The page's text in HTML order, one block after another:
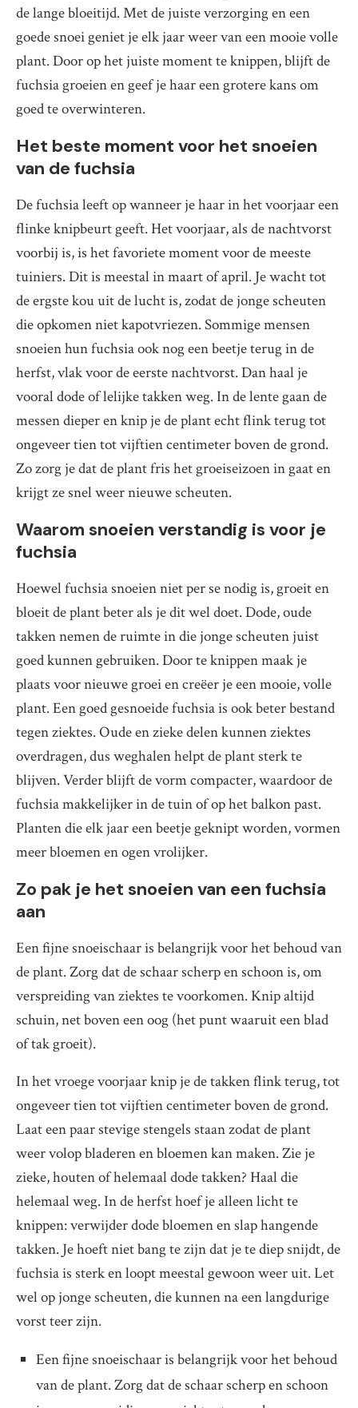
de lange bloeitijd. Met de juiste verzorging en een
goede snoei geniet je elk jaar weer van een mooie volle
plant. Door op het juiste moment te knippen, blijft de
fuchsia groeien en geef je haar een grotere kans om
goed te overwinteren.
Het beste moment voor het snoeien
van de fuchsia
De fuchsia leeft op wanneer je haar in het voorjaar een
flinke knipbeurt geeft. Het voorjaar, als de nachtvorst
voorbij is, is het favoriete moment voor de meeste
tuiniers. Dit is meestal in maart of april. Je wacht tot
de ergste kou uit de lucht is, zodat de jonge scheuten
die opkomen niet kapotvriezen. Sommige mensen
snoeien hun fuchsia ook nog een beetje terug in de
herfst, vlak voor de eerste nachtvorst. Dan haal je
vooral dode of lelijke takken weg. In de lente gaan de
messen dieper en knip je de plant echt flink terug tot
ongeveer tien tot vijftien centimeter boven de grond.
Zo zorg je dat de plant fris het groeiseizoen in gaat en
krijgt ze snel weer nieuwe scheuten.
Waarom snoeien verstandig is voor je
fuchsia
Hoewel fuchsia snoeien niet per se nodig is, groeit en
bloeit de plant beter als je dit wel doet. Dode, oude
takken nemen de ruimte in die jonge scheuten juist
goed kunnen gebruiken. Door te knippen maak je
plaats voor nieuwe groei en creëer je een mooie, volle
plant. Een goed gesnoeide fuchsia is ook beter bestand
tegen ziektes. Oude en zieke delen kunnen ziektes
overdragen, dus weghalen helpt de plant sterk te
blijven. Verder blijft de vorm compacter, waardoor de
fuchsia makkelijker in de tuin of op het balkon past.
Planten die elk jaar een beetje geknipt worden, vormen
meer bloemen en ogen vrolijker.
Zo pak je het snoeien van een fuchsia
aan
Een fijne snoeischaar is belangrijk voor het behoud van
de plant. Zorg dat de schaar scherp en schoon is, om
verspreiding van ziektes te voorkomen. Knip altijd
schuin, net boven een oog (het punt waaruit een blad
of tak groeit).
In het vroege voorjaar knip je de takken flink terug, tot
ongeveer tien tot vijftien centimeter boven de grond.
Laat een paar stevige stengels staan zodat de plant
weer volop bladeren en bloemen kan maken. Zie je
zieke, houten of helemaal dode takken? Haal die
helemaal weg. In de herfst hoef je alleen licht te
knippen: verwijder dode bloemen en slap hangende
takken. Je hoeft niet bang te zijn dat je te diep snijdt, de
fuchsia is sterk en loopt meestal gewoon weer uit. Let
wel op jonge scheuten, die kunnen na een langdurige
vorst teer zijn.
Een fijne snoeischaar is belangrijk voor het behoud
van de plant. Zorg dat de schaar scherp en schoon